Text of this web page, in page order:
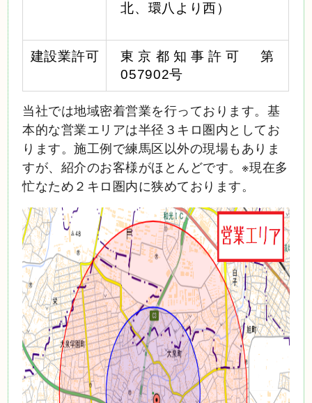
北、環八より西）
建設業許可
東京都知事許可 第
057902号
当社では地域密着営業を行っております。基
本的な営業エリアは半径３キロ圏内としてお
ります。施工例で練馬区以外の現場もありま
すが、紹介のお客様がほとんどです。 ※現在多
忙なため２キロ圏内に狭めております。